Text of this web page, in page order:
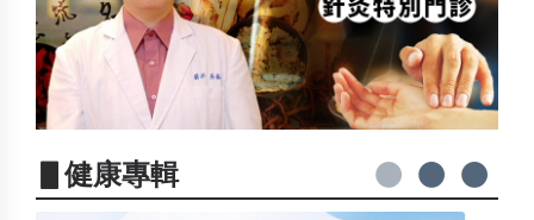
▋健康專輯